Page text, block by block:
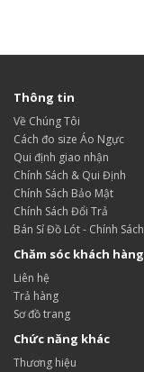
Thông tin
Về Chúng Tôi
Cách đo size Áo Ngực
Qui định giao nhận
Chính Sách & Qui Định
Chính Sách Bảo Mật
Chính Sách Đổi Trả
Bán Sỉ Đồ Lót - Chính Sách
Chăm sóc khách hàng
Liên hệ
Trả hàng
Sơ đồ trang
Chức năng khác
Thương hiệu